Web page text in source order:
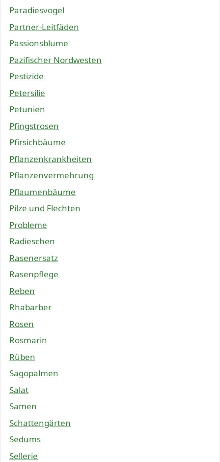
Paradiesvogel
Partner-Leitfäden
Passionsblume
Pazifischer Nordwesten
Pestizide
Petersilie
Petunien
Pfingstrosen
Pfirsichbäume
Pflanzenkrankheiten
Pflanzenvermehrung
Pflaumenbäume
Pilze und Flechten
Probleme
Radieschen
Rasenersatz
Rasenpflege
Reben
Rhabarber
Rosen
Rosmarin
Rüben
Sagopalmen
Salat
Samen
Schattengärten
Sedums
Sellerie